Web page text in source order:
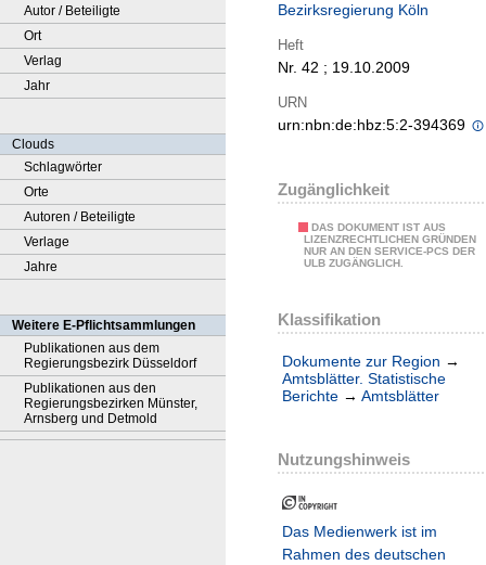
Autor / Beteiligte
Ort
Verlag
Jahr
Clouds
Schlagwörter
Orte
Autoren / Beteiligte
Verlage
Jahre
Weitere E-Pflichtsammlungen
Publikationen aus dem
Regierungsbezirk Düsseldorf
Publikationen aus den
Regierungsbezirken Münster,
Arnsberg und Detmold
Bezirksregierung Köln
Heft
Nr. 42 ; 19.10.2009
URN
urn:nbn:de:hbz:5:2-394369
Zugänglichkeit
DAS DOKUMENT IST AUS
LIZENZRECHTLICHEN GRÜNDEN
NUR AN DEN SERVICE-PCS DER
ULB ZUGÄNGLICH.
Klassifikation
Dokumente zur Region →
Amtsblätter. Statistische
Berichte → Amtsblätter
Nutzungshinweis
Das Medienwerk ist im
Rahmen des deutschen